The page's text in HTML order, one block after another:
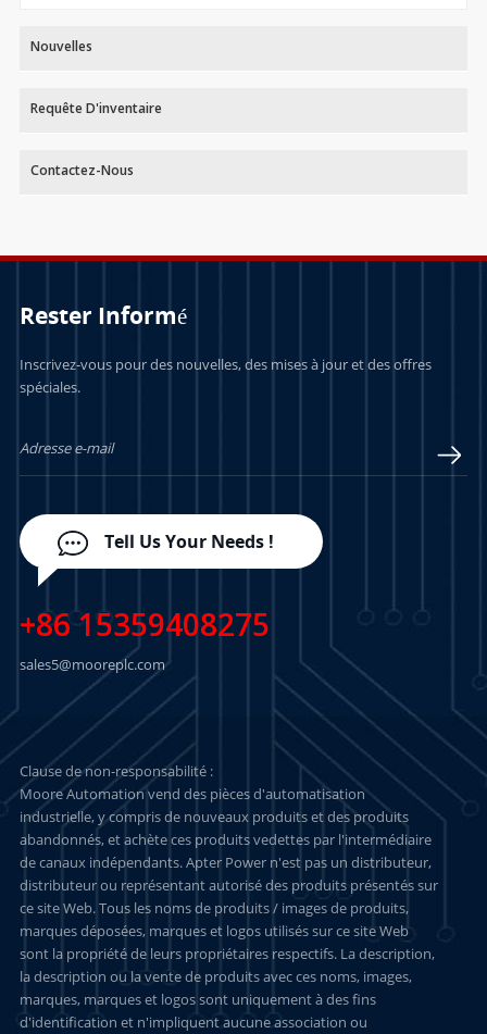
Nouvelles
Requête D'inventaire
Contactez-Nous
Rester Informé
Inscrivez-vous pour des nouvelles, des mises à jour et des offres
spéciales.
Tell Us Your Needs !
+86 15359408275
sales5@mooreplc.com
Clause de non-responsabilité :
Moore Automation vend des pièces d'automatisation
industrielle, y compris de nouveaux produits et des produits
abandonnés, et achète ces produits vedettes par l'intermédiaire
de canaux indépendants. Apter Power n'est pas un distributeur,
distributeur ou représentant autorisé des produits présentés sur
ce site Web. Tous les noms de produits / images de produits,
marques déposées, marques et logos utilisés sur ce site Web
sont la propriété de leurs propriétaires respectifs. La description,
la description ou la vente de produits avec ces noms, images,
marques, marques et logos sont uniquement à des fins
d'identification et n'impliquent aucune association ou